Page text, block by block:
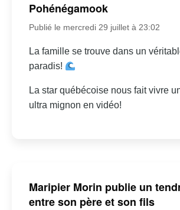
Pohénégamook
Publié le mercredi 29 juillet à 23:02
La famille se trouve dans un
paradis!
La star québécoise nous fait vivre
ultra mignon en vidéo!
Maripier Morin publie un
entre son père et son fils